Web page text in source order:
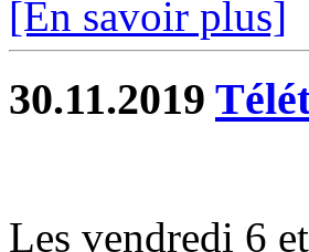
[En savoir plus]
30.11.2019
Les vendredi 6